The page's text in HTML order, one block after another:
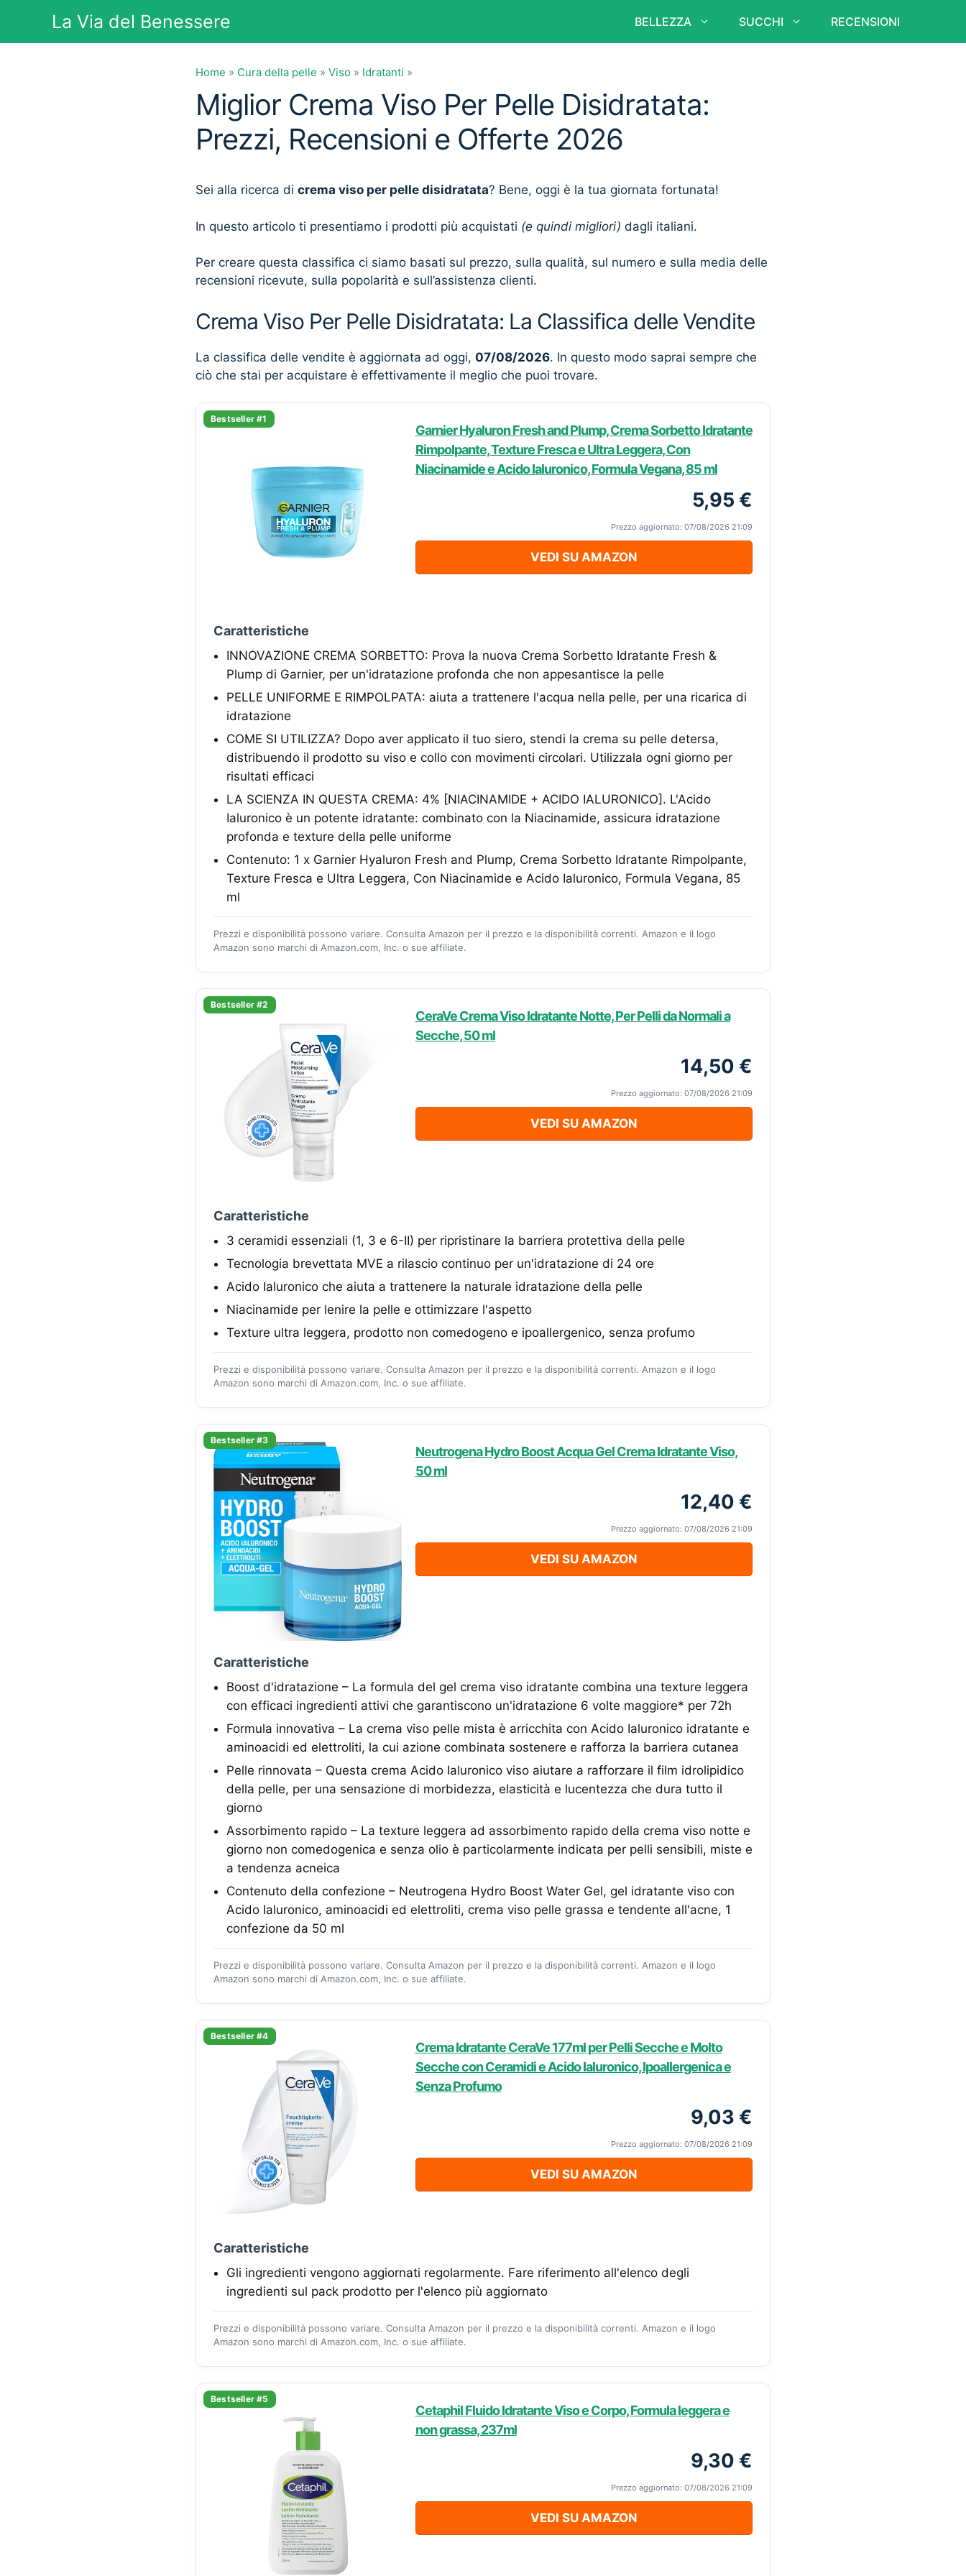
contenuto
La Via del Benessere BELLEZZA SUCCHI RECENSIONI
Home » Cura della pelle » Viso » Idratanti »
Miglior Crema Viso Per Pelle Disidratata:
Prezzi, Recensioni e Offerte 2026
Sei alla ricerca di crema viso per pelle disidratata? Bene, oggi è la tua giornata fortunata!
In questo articolo ti presentiamo i prodotti più acquistati (e quindi migliori) dagli italiani.
Per creare questa classifica ci siamo basati sul prezzo, sulla qualità, sul numero e sulla media delle
recensioni ricevute, sulla popolarità e sull’assistenza clienti.
Crema Viso Per Pelle Disidratata: La Classifica delle Vendite
La classifica delle vendite è aggiornata ad oggi, 07/08/2026. In questo modo saprai sempre che
ciò che stai per acquistare è effettivamente il meglio che puoi trovare.
Bestseller #1
Garnier Hyaluron Fresh and Plump, Crema Sorbetto Idratante
Rimpolpante, Texture Fresca e Ultra Leggera, Con
Niacinamide e Acido Ialuronico, Formula Vegana, 85 ml
5,95 €
Prezzo aggiornato: 07/08/2026 21:09
VEDI SU AMAZON
Caratteristiche
INNOVAZIONE CREMA SORBETTO: Prova la nuova Crema Sorbetto Idratante Fresh &
Plump di Garnier, per un'idratazione profonda che non appesantisce la pelle
PELLE UNIFORME E RIMPOLPATA: aiuta a trattenere l'acqua nella pelle, per una ricarica di
idratazione
COME SI UTILIZZA? Dopo aver applicato il tuo siero, stendi la crema su pelle detersa,
distribuendo il prodotto su viso e collo con movimenti circolari. Utilizzala ogni giorno per
risultati efficaci
LA SCIENZA IN QUESTA CREMA: 4% [NIACINAMIDE + ACIDO IALURONICO]. L'Acido
Ialuronico è un potente idratante: combinato con la Niacinamide, assicura idratazione
profonda e texture della pelle uniforme
Contenuto: 1 x Garnier Hyaluron Fresh and Plump, Crema Sorbetto Idratante Rimpolpante,
Texture Fresca e Ultra Leggera, Con Niacinamide e Acido Ialuronico, Formula Vegana, 85
ml
Prezzi e disponibilità possono variare. Consulta Amazon per il prezzo e la disponibilità correnti. Amazon e il logo
Amazon sono marchi di Amazon.com, Inc. o sue affiliate.
Bestseller #2
CeraVe Crema Viso Idratante Notte, Per Pelli da Normali a
Secche, 50 ml
14,50 €
Prezzo aggiornato: 07/08/2026 21:09
VEDI SU AMAZON
Caratteristiche
3 ceramidi essenziali (1, 3 e 6-II) per ripristinare la barriera protettiva della pelle
Tecnologia brevettata MVE a rilascio continuo per un'idratazione di 24 ore
Acido Ialuronico che aiuta a trattenere la naturale idratazione della pelle
Niacinamide per lenire la pelle e ottimizzare l'aspetto
Texture ultra leggera, prodotto non comedogeno e ipoallergenico, senza profumo
Prezzi e disponibilità possono variare. Consulta Amazon per il prezzo e la disponibilità correnti. Amazon e il logo
Amazon sono marchi di Amazon.com, Inc. o sue affiliate.
Bestseller #3
Neutrogena Hydro Boost Acqua Gel Crema Idratante Viso,
50 ml
12,40 €
Prezzo aggiornato: 07/08/2026 21:09
VEDI SU AMAZON
Caratteristiche
Boost d'idratazione – La formula del gel crema viso idratante combina una texture leggera
con efficaci ingredienti attivi che garantiscono un'idratazione 6 volte maggiore* per 72h
Formula innovativa – La crema viso pelle mista è arricchita con Acido Ialuronico idratante e
aminoacidi ed elettroliti, la cui azione combinata sostenere e rafforza la barriera cutanea
Pelle rinnovata – Questa crema Acido Ialuronico viso aiutare a rafforzare il film idrolipidico
della pelle, per una sensazione di morbidezza, elasticità e lucentezza che dura tutto il
giorno
Assorbimento rapido – La texture leggera ad assorbimento rapido della crema viso notte e
giorno non comedogenica e senza olio è particolarmente indicata per pelli sensibili, miste e
a tendenza acneica
Contenuto della confezione – Neutrogena Hydro Boost Water Gel, gel idratante viso con
Acido Ialuronico, aminoacidi ed elettroliti, crema viso pelle grassa e tendente all'acne, 1
confezione da 50 ml
Prezzi e disponibilità possono variare. Consulta Amazon per il prezzo e la disponibilità correnti. Amazon e il logo
Amazon sono marchi di Amazon.com, Inc. o sue affiliate.
Bestseller #4
Crema Idratante CeraVe 177ml per Pelli Secche e Molto
Secche con Ceramidi e Acido Ialuronico, Ipoallergenica e
Senza Profumo
9,03 €
Prezzo aggiornato: 07/08/2026 21:09
VEDI SU AMAZON
Caratteristiche
Gli ingredienti vengono aggiornati regolarmente. Fare riferimento all'elenco degli
ingredienti sul pack prodotto per l'elenco più aggiornato ​
Prezzi e disponibilità possono variare. Consulta Amazon per il prezzo e la disponibilità correnti. Amazon e il logo
Amazon sono marchi di Amazon.com, Inc. o sue affiliate.
Bestseller #5
Cetaphil Fluido Idratante Viso e Corpo, Formula leggera e
non grassa, 237ml
9,30 €
Prezzo aggiornato: 07/08/2026 21:09
VEDI SU AMAZON